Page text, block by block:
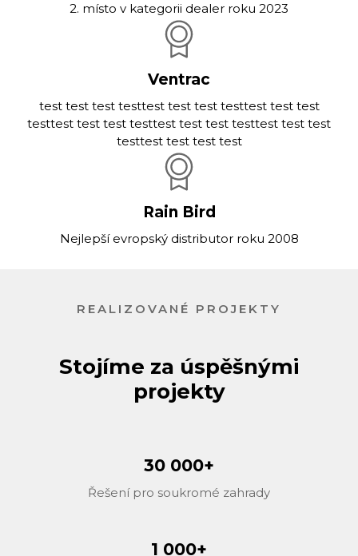
2. místo v kategorii dealer roku 2023
Ventrac
test test test testtest test test testtest test test
testtest test test testtest test test testtest test test
testtest test test test
Rain Bird
Nejlepší evropský distributor roku 2008
REALIZOVANÉ PROJEKTY
Stojíme za úspěšnými
projekty
30 000+
Řešení pro soukromé zahrady
1 000+